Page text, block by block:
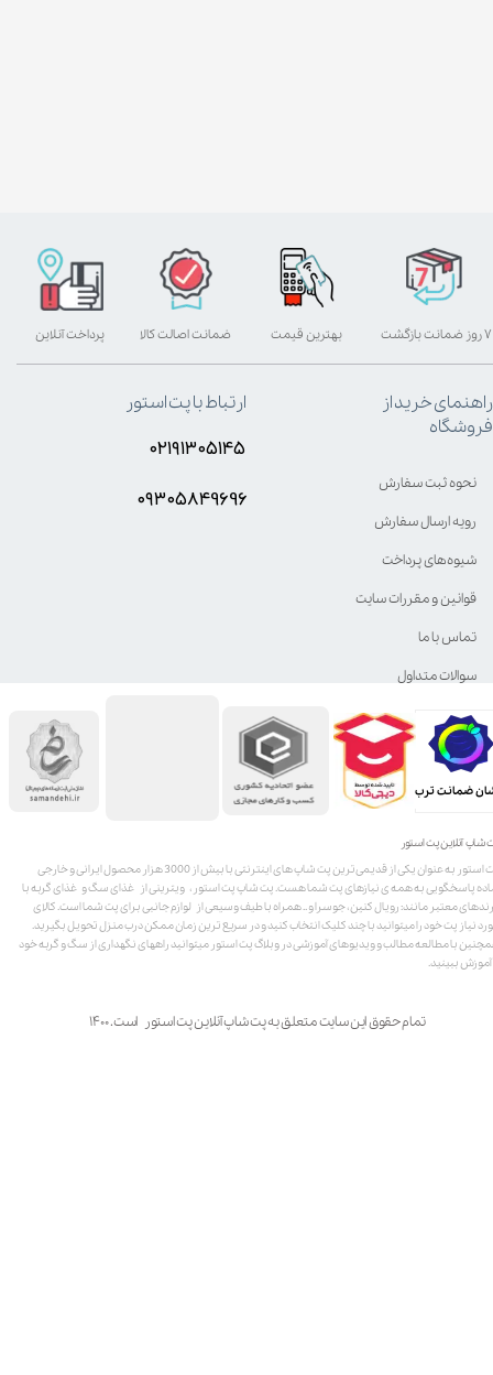
شاپ آنلاین پت استور
پت استور به عنوان یکی از قدیمی‌ترین پت شاپ های اینترنتی با بیش از 3000 هزار محصول ایرانی و خارجی
پاسخگویی به همه ی نیازهای پت شما هست. پت شاپ پت استور، ویترینی از غذای سگ و غذای گربه با
معتبر مانند: رویال کنین، جوسرا و .. همراه با طیف وسیعی از لوازم جانبی برای پت شما است. کالای
نیاز پت خود را میتوانید با چند کلیک انتخاب کنید و در سریع ترین زمان ممکن درب منزل تحویل بگیرید.
با مطالعه مطالب و ویدیوهای آموزشی در وبلاگ پت استور میتوانید راههای نگهداری از سگ و گربه خود
آموزش ببینید.
تمام حقوق این سایت متعلق به پت شاپ آنلاین پت استور است. ۱۴۰۰
ضمانت ترب
بهترین قیمت پرداخت آنلاین ۷ روز ضمانت بازگشت ضمانت اصالت کالا
راهنمای خرید از
فروشگاه
نحوه ثبت سفارش
رویه ارسال سفارش
شیوه‌های پرداخت
قوانین و مقررات سایت
تماس با ما
سوالات متداول
ارتباط با پت استور
۰۲۱۹۱۳۰۵۱۴۵
۰۹۳۰۵8۴9696